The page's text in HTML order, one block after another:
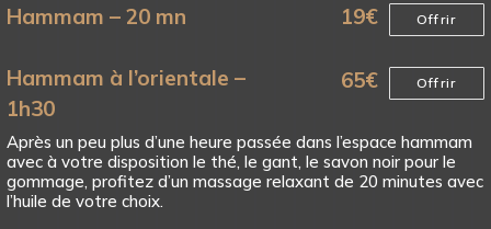
Hammam – 20 mn 19€ Offrir
Hammam à l’orientale –
1h30
65€ Offrir
Après un peu plus d’une heure passée dans l’espace hammam
avec à votre disposition le thé, le gant, le savon noir pour le
gommage, profitez d’un massage relaxant de 20 minutes avec
l’huile de votre choix.